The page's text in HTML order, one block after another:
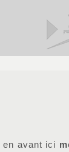
avant ici